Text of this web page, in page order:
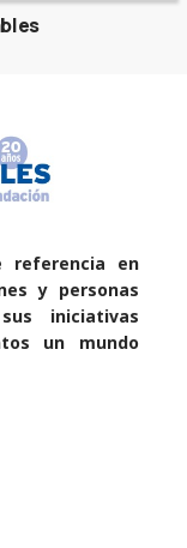
referencia en
y personas
iniciativas
un mundo